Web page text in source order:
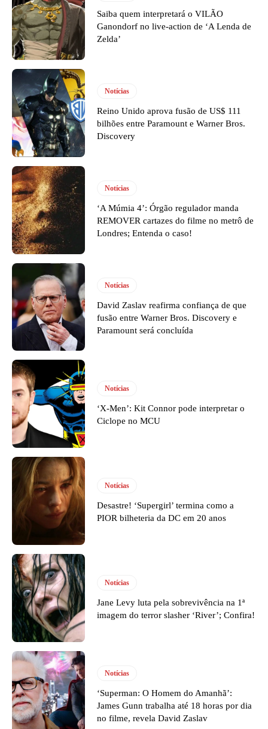
Saiba quem interpretará o VILÃO
Ganondorf no live-action de ‘A Lenda de
Zelda’
Notícias
Reino Unido aprova fusão de US$ 111
bilhões entre Paramount e Warner Bros.
Discovery
Notícias
‘A Múmia 4’: Órgão regulador manda
REMOVER cartazes do filme no metrô de
Londres; Entenda o caso!
Notícias
David Zaslav reafirma confiança de que
fusão entre Warner Bros. Discovery e
Paramount será concluída
Notícias
‘X-Men’: Kit Connor pode interpretar o
Ciclope no MCU
Notícias
Desastre! ‘Supergirl’ termina como a
PIOR bilheteria da DC em 20 anos
Notícias
Jane Levy luta pela sobrevivência na 1ª
imagem do terror slasher ‘River’; Confira!
Notícias
‘Superman: O Homem do Amanhã’:
James Gunn trabalha até 18 horas por dia
no filme, revela David Zaslav